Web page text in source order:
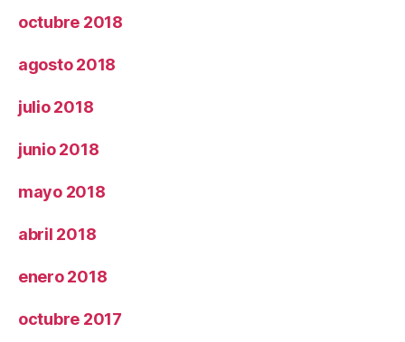
octubre 2018
agosto 2018
julio 2018
junio 2018
mayo 2018
abril 2018
enero 2018
octubre 2017